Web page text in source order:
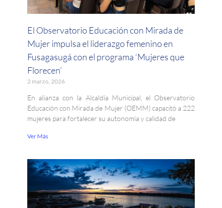
El Observatorio Educación con Mirada de
Mujer impulsa el liderazgo femenino en
Fusagasugá con el programa ‘Mujeres que
Florecen’
2 marzo, 2026
En alianza con la Alcaldía Municipal, el Observatorio
Educación con Mirada de Mujer (OEMM) capacitó a 222
mujeres para fortalecer su autonomía y calidad de
Ver Más